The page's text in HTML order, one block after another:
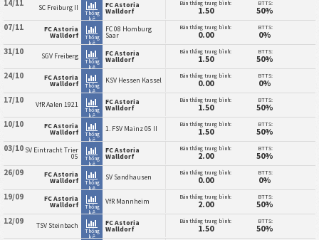
14/11 SC Freiburg II
Thống
kê
FC Astoria
Walldorf
Bàn thắng trung bình:
1.50
BTTS:
50%
07/11 FC Astoria
Walldorf
Thống
kê
FC 08 Homburg
Saar
Bàn thắng trung bình:
0.00
BTTS:
0%
31/10 SGV Freiberg
Thống
kê
FC Astoria
Walldorf
Bàn thắng trung bình:
1.50
BTTS:
50%
24/10 FC Astoria
Walldorf
Thống
kê
KSV Hessen Kassel Bàn thắng trung bình:
0.00
BTTS:
0%
17/10 VfR Aalen 1921
Thống
kê
FC Astoria
Walldorf
Bàn thắng trung bình:
1.50
BTTS:
50%
10/10 FC Astoria
Walldorf
Thống
kê
1. FSV Mainz 05 II Bàn thắng trung bình:
1.50
BTTS:
50%
03/10 SV Eintracht Trier
05
Thống
kê
FC Astoria
Walldorf
Bàn thắng trung bình:
2.00
BTTS:
50%
26/09 FC Astoria
Walldorf
Thống
kê
SV Sandhausen Bàn thắng trung bình:
0.00
BTTS:
0%
19/09 FC Astoria
Walldorf
Thống
kê
VfR Mannheim Bàn thắng trung bình:
2.00
BTTS:
50%
12/09 TSV Steinbach
Thống
kê
FC Astoria
Walldorf
Bàn thắng trung bình:
1.50
BTTS:
50%